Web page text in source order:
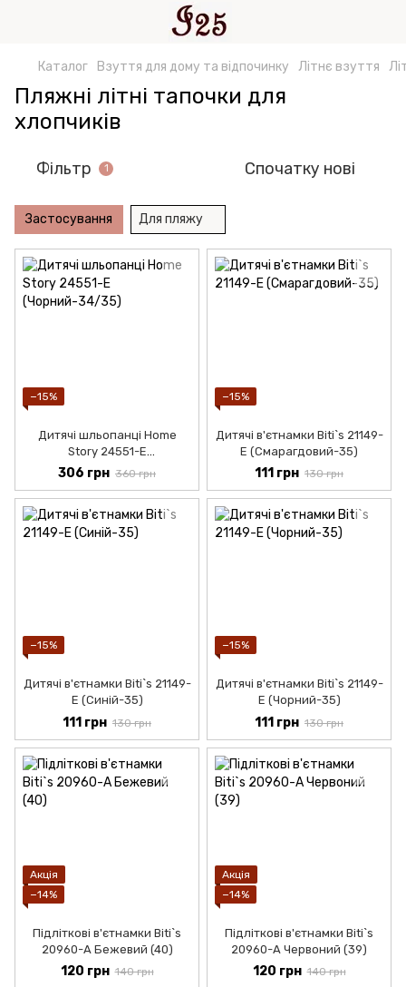
Каталог Взуття для дому та відпочинку Літнє взуття
Пляжні літні тапочки для
хлопчиків
Фільтр 1 Спочатку нові
Застосування Для пляжу
−15%
Дитячі шльопанці Home
Story 24551-Е
(Чорний-32/33)
306 грн 360 грн
−15%
Дитячі в'єтнамки Biti`s 21149-
Е (Смарагдовий-35)
111 грн 130 грн
−15%
Дитячі в'єтнамки Biti`s 21149-
Е (Синій-35)
111 грн 130 грн
−15%
Дитячі в'єтнамки Biti`s 21149-
Е (Чорний-35)
111 грн 130 грн
Акція
−14%
Підліткові в'єтнамки Biti`s
20960-А Бежевий (40)
120 грн 140 грн
Акція
−14%
Підліткові в'єтнамки Biti`s
20960-А Червоний (39)
120 грн 140 грн